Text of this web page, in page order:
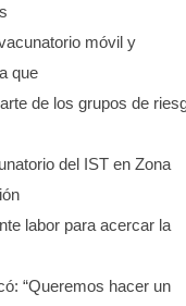
móvil y
que
de los grupos de
del IST en Zona
labor para acercar la
“Queremos hacer un